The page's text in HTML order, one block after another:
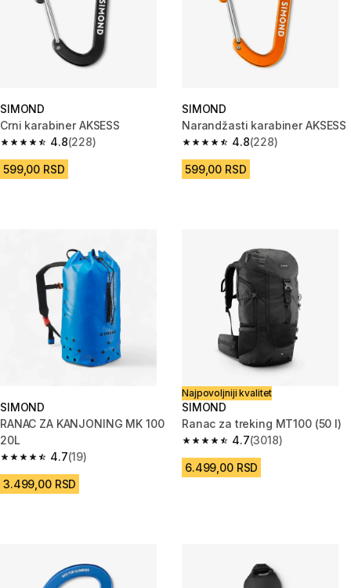
SIMOND
Crni karabiner AKSESS
4.8
4.8 od 5 zvezdica from 228 Recenzije
(228)
599,00 RSD
SIMOND
Narandžasti karabiner AKSESS
4.8
4.8 od 5 zvezdica from 228
(228)
599,00 RSD
SIMOND
RANAC ZA KANJONING MK 100
20L
4.7
4.7 od 5 zvezdica from 19 Recenzije
(19)
3.499,00 RSD
Najpovoljniji kvalitet
SIMOND
Ranac za treking MT100 (50 l)
4.7
4.7 od 5 zvezdica from 3018
(3018)
6.499,00 RSD